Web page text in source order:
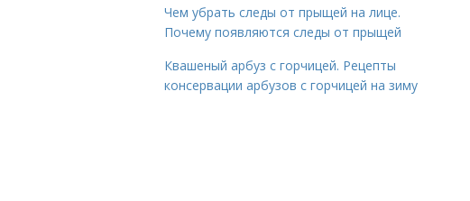
Чем убрать следы от прыщей на лице.
Почему появляются следы от прыщей
Квашеный арбуз с горчицей. Рецепты
консервации арбузов с горчицей на зиму